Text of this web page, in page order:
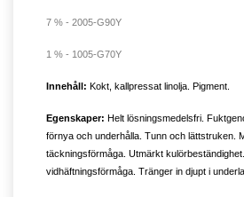
7 % - 2005-G90Y
1 % - 1005-G70Y
Innehåll: Kokt, kallpressat linolja. Pigment.
Egenskaper: Helt lösningsmedelsfri.
förnya och underhålla. Tunn och lättstruken.
täckningsförmåga. Utmärkt
vidhäftningsförmåga. Tränger in djupt i